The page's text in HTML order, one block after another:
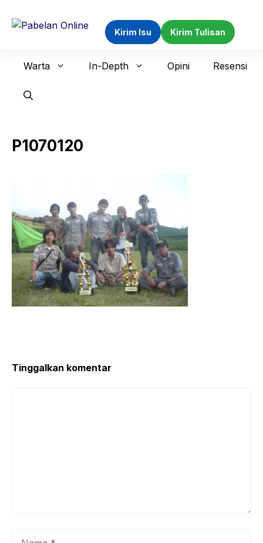
Kirim Isu Kirim Tulisan
Warta In-Depth Opini Resensi
P1070120
Tinggalkan komentar